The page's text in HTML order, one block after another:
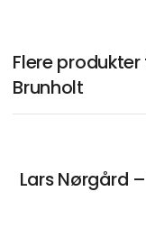
Flere
Brunholt
Lars Nørgård